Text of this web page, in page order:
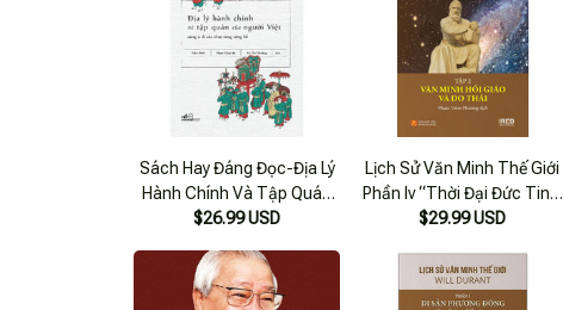
Sách Hay Đáng Đọc-Địa Lý
Hành Chính Và Tập Quán
Người Việt Cùng 2 Di Cảo
$26.99 USD
Lịch Sử Văn Minh Thế Giới
Phần Iv “Thời Đại Đức Tin”,
Tập 2: Văn Minh Hồi Giáo
$29.99 USD